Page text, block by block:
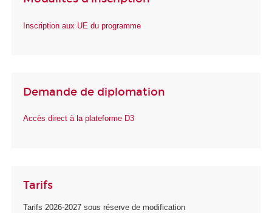
Inscription aux UE du programme
Demande de diplomation
Accès direct à la plateforme D3
Tarifs
Tarifs 2026-2027 sous réserve de modification